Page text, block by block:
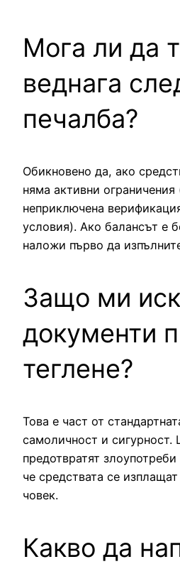
Мога ли да
веднага
печалба?
Обикновено да, ако
няма активни
неприключена
условия). Ако балансът е
наложи първо да
Защо ми
документи
теглене?
Това е част от
самоличност и сигурност.
предотвратят
че средствата се
човек.
Какво да